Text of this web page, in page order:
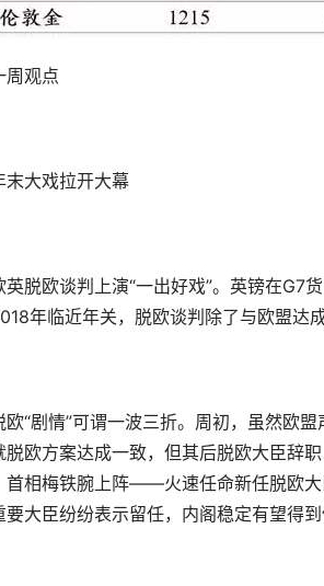
周观点
末大戏拉开大幕
英脱欧谈判上演“一出好戏”。英镑在G7
年临近年关，脱欧谈判除了与欧盟达
欧“剧情”可谓一波三折。周初，虽然欧
脱欧方案达成一致，但其后脱欧大臣辞
首相梅铁腕上阵——火速任命新任脱欧
要大臣纷纷表示留任，内阁稳定有望得到